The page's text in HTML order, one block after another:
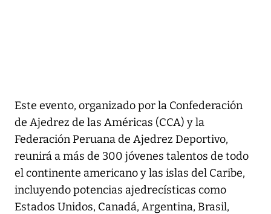
Este evento, organizado por la Confederación
de Ajedrez de las Américas (CCA) y la
Federación Peruana de Ajedrez Deportivo,
reunirá a más de 300 jóvenes talentos de todo
el continente americano y las islas del Caribe,
incluyendo potencias ajedrecísticas como
Estados Unidos, Canadá, Argentina, Brasil,